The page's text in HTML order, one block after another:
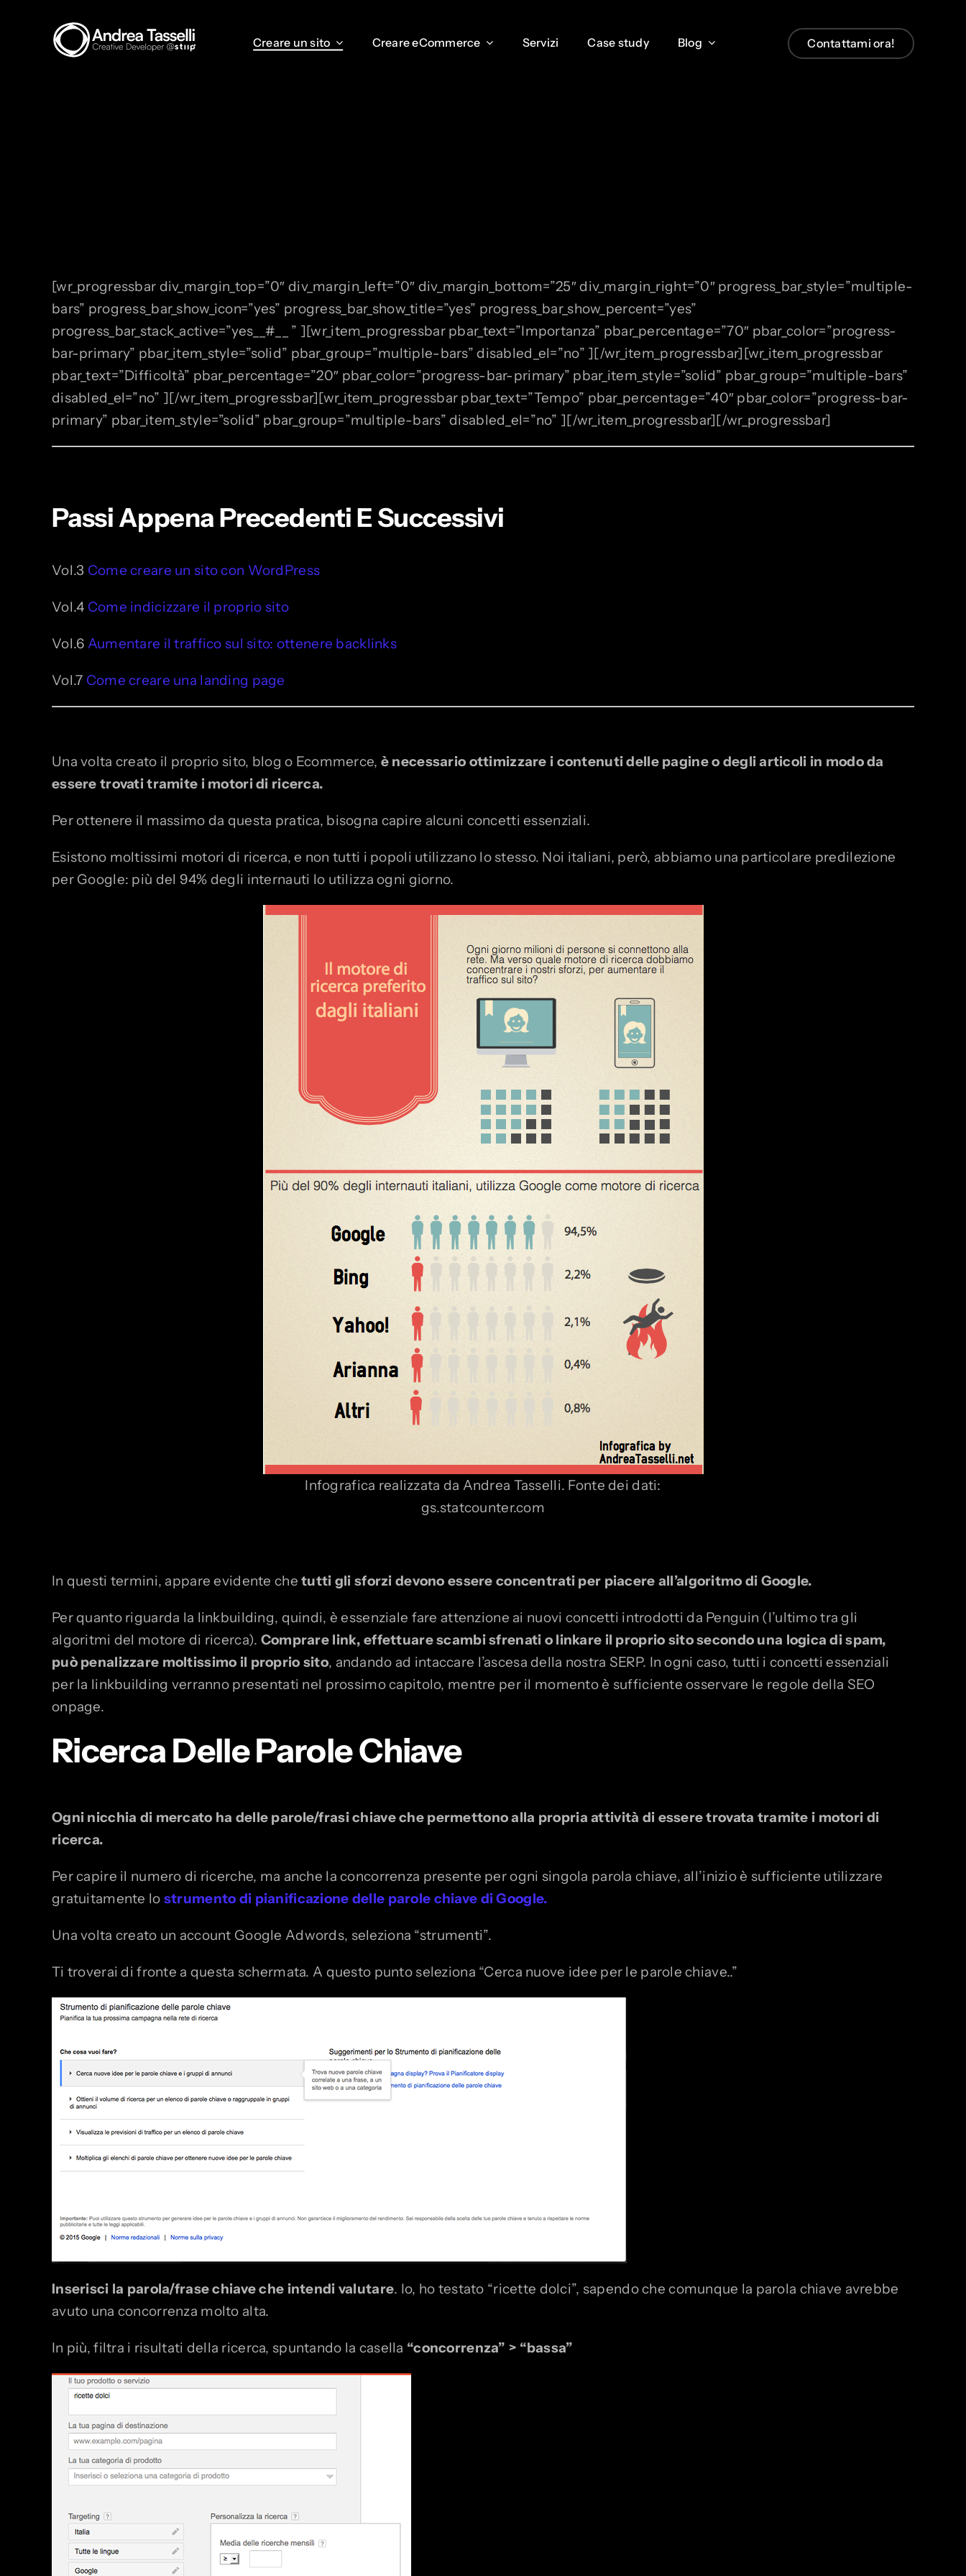
Creare un sito Creare eCommerce Servizi Case study Blog Contattami ora!
Creare un sito Creare eCommerce Servizi Case study Blog Contattami ora!
[wr_progressbar div_margin_top=”0″ div_margin_left=”0″ div_margin_bottom=”25″ div_margin_right=”0″ progress_bar_style=”multiple-
bars” progress_bar_show_icon=”yes” progress_bar_show_title=”yes” progress_bar_show_percent=”yes”
progress_bar_stack_active=”yes__#__ ” ][wr_item_progressbar pbar_text=”Importanza” pbar_percentage=”70″ pbar_color=”progress-
bar-primary” pbar_item_style=”solid” pbar_group=”multiple-bars” disabled_el=”no” ][/wr_item_progressbar][wr_item_progressbar
pbar_text=”Difficoltà” pbar_percentage=”20″ pbar_color=”progress-bar-primary” pbar_item_style=”solid” pbar_group=”multiple-bars”
disabled_el=”no” ][/wr_item_progressbar][wr_item_progressbar pbar_text=”Tempo” pbar_percentage=”40″ pbar_color=”progress-bar-
primary” pbar_item_style=”solid” pbar_group=”multiple-bars” disabled_el=”no” ][/wr_item_progressbar][/wr_progressbar]
Passi Appena Precedenti E Successivi
Vol.3 Come creare un sito con WordPress
Vol.4 Come indicizzare il proprio sito
Vol.6 Aumentare il traffico sul sito: ottenere backlinks
Vol.7 Come creare una landing page
Una volta creato il proprio sito, blog o Ecommerce, è necessario ottimizzare i contenuti delle pagine o degli articoli in modo da
essere trovati tramite i motori di ricerca.
Per ottenere il massimo da questa pratica, bisogna capire alcuni concetti essenziali.
Esistono moltissimi motori di ricerca, e non tutti i popoli utilizzano lo stesso. Noi italiani, però, abbiamo una particolare predilezione
per Google: più del 94% degli internauti lo utilizza ogni giorno.
Infografica realizzata da Andrea Tasselli. Fonte dei dati:
gs.statcounter.com
In questi termini, appare evidente chetutti gli sforzi devono essere concentrati per piacere all’algoritmo di Google.
Per quanto riguarda la linkbuilding, quindi, è essenziale fare attenzione ai nuovi concetti introdotti da Penguin (l’ultimo tra gli
algoritmi del motore di ricerca). Comprare link, effettuare scambi sfrenati o linkare il proprio sito secondo una logica di spam,
può penalizzare moltissimo il proprio sito, andando ad intaccare l’ascesa della nostra SERP. In ogni caso, tutti i concetti essenziali
per la linkbuilding verranno presentati nel prossimo capitolo, mentre per il momento è sufficiente osservare le regole della SEO
onpage.
Ricerca Delle Parole Chiave
Ogni nicchia di mercato ha delle parole/frasi chiave che permettono alla propria attività di essere trovata tramite i motori di
ricerca.
Per capire il numero di ricerche, ma anche la concorrenza presente per ogni singola parola chiave, all’inizio è sufficiente utilizzare
gratuitamente lo strumento di pianificazione delle parole chiave di Google.
Una volta creato un account Google Adwords, seleziona “strumenti”.
Ti troverai di fronte a questa schermata. A questo punto seleziona “Cerca nuove idee per le parole chiave..”
Inserisci la parola/frase chiave che intendi valutare. Io, ho testato “ricette dolci”, sapendo che comunque la parola chiave avrebbe
avuto una concorrenza molto alta.
In più, filtra i risultati della ricerca, spuntando la casella “concorrenza” > “bassa”